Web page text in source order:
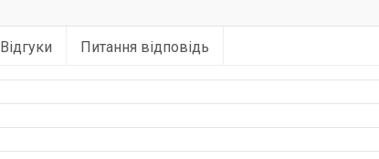
Відгуки Питання відповідь